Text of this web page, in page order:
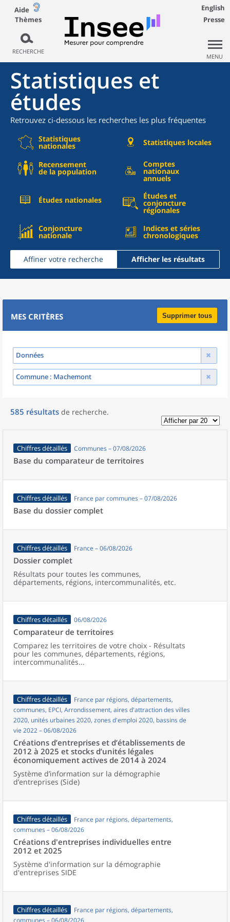
Aide
Thèmes
RECHERCHE
English
Presse
MENU
Statistiques et
études
Retrouvez ci-dessous les recherches les plus fréquentes
Statistiques
nationales Statistiques locales
Recensement
de la population
Comptes
nationaux
annuels
Études nationales Études et
conjoncture
régionales
Conjoncture
nationale
Indices et séries
chronologiques
Affiner votre recherche Afficher les résultats
MES CRITÈRES Supprimer tous
Données
Commune : Machemont
585 résultats de recherche.
Chiffres détaillés Communes – 07/08/2026
Base du comparateur de territoires
Chiffres détaillés France par communes – 07/08/2026
Base du dossier complet
Chiffres détaillés France – 06/08/2026
Dossier complet
Résultats pour toutes les communes,
départements, régions, intercommunalités, etc.
Chiffres détaillés 06/08/2026
Comparateur de territoires
Comparez les territoires de votre choix - Résultats
pour les communes, départements, régions,
intercommunalités...
Chiffres détaillés
France par régions, départements,
communes, EPCI, Arrondissement, aires d'attraction des villes
2020, unités urbaines 2020, zones d'emploi 2020, bassins de
vie 2022 – 06/08/2026
Créations d’entreprises et d’établissements de
2012 à 2025 et stocks d’unités légales
économiquement actives de 2014 à 2024
Système d’information sur la démographie
d’entreprises (Side)
Chiffres détaillés
France par régions, départements,
communes – 06/08/2026
Créations d'entreprises individuelles entre
2012 et 2025
Système d'information sur la démographie
d'entreprises SIDE
Chiffres détaillés
France par régions, départements,
communes – 06/08/2026